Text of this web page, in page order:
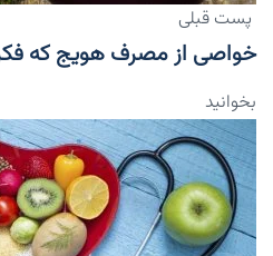
پست قبلی
خواصی از مصرف هویج که
بخوانید